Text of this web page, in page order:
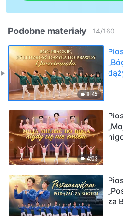
Podobne materiały 14/160
8:45
4:03
za